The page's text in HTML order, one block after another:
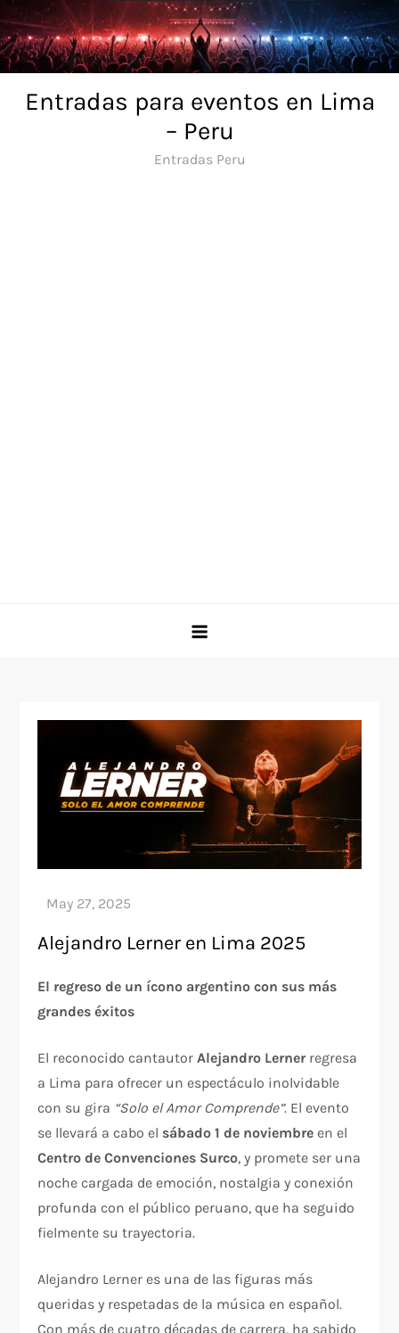
Skip
to
content
Entradas para eventos en Lima
– Peru
Entradas Peru
Alejandro Lerner en Lima 2025
El regreso de un ícono argentino con sus más
grandes éxitos
El reconocido cantautor Alejandro Lernerregresa
a Lima para ofrecer un espectáculo inolvidable
con su gira “Solo el Amor Comprende”. El evento
se llevará a cabo el sábado 1 de noviembre en el
Centro de Convenciones Surco, y promete ser una
noche cargada de emoción, nostalgia y conexión
profunda con el público peruano, que ha seguido
fielmente su trayectoria.
Alejandro Lerner es una de las figuras más
queridas y respetadas de la música en español.
Con más de cuatro décadas de carrera, ha sabido